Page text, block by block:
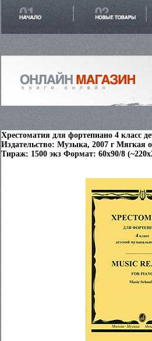
Хрестоматия для фортепиано 4 класс
Издательство: Музыка, 2007 г Мягкая
Тираж: 1500 экз Формат: 60x90/8